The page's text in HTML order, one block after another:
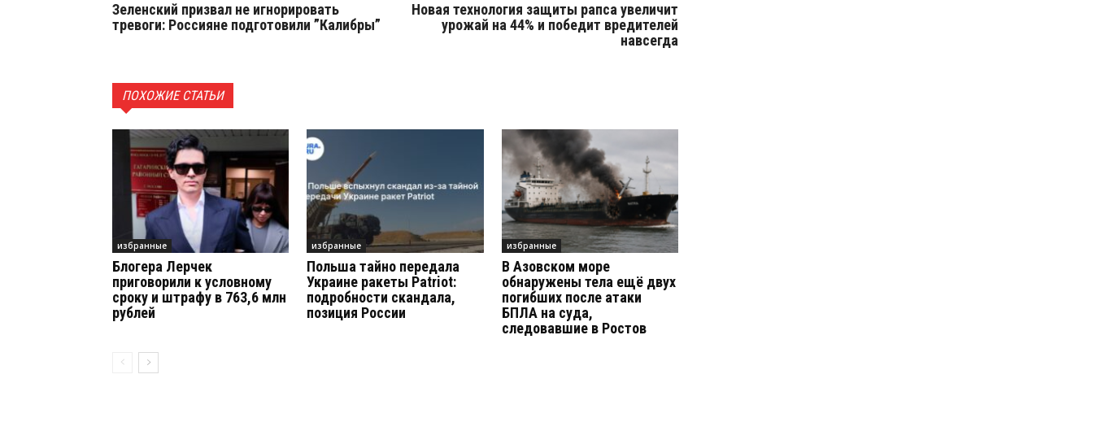
Зеленский призвал не игнорировать
тревоги: Россияне подготовили ”Калибры”
Новая технология защиты рапса увеличит
урожай на 44% и победит вредителей
навсегда
ПОХОЖИЕ СТАТЬИ
избранные
Блогера Лерчек
приговорили к условному
сроку и штрафу в 763,6 млн
рублей
избранные
Польша тайно передала
Украине ракеты Patriot:
подробности скандала,
позиция России
избранные
В Азовском море
обнаружены тела ещё двух
погибших после атаки
БПЛА на суда,
следовавшие в Ростов